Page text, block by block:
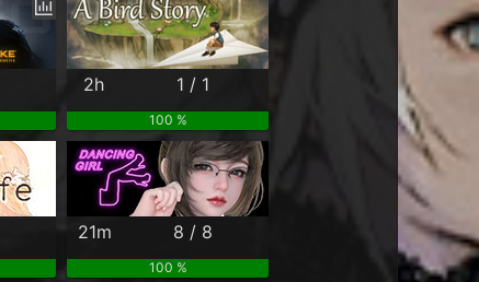
2h 1 / 1
100 %
21m 8 / 8
100 %